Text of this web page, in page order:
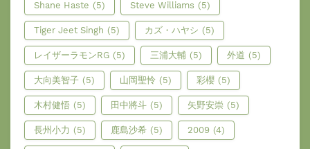
Shane Haste (5) Steve Williams (5)
Tiger Jeet Singh (5) カズ・ハヤシ (5)
レイザーラモンRG (5) 三浦大輔 (5) 外道 (5)
大向美智子 (5) 山岡聖怜 (5) 彩櫻 (5)
木村健悟 (5) 田中將斗 (5) 矢野安崇 (5)
長州小力 (5) 鹿島沙希 (5) 2009 (4)